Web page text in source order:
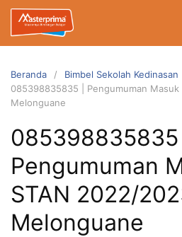
Langsung
konten
Beranda
Bimbel Sekolah Kedinasan
085398835835 | Pengumuman Masuk
Melonguane
085398835835 |
Pengumuman
STAN 2022/
Melonguane